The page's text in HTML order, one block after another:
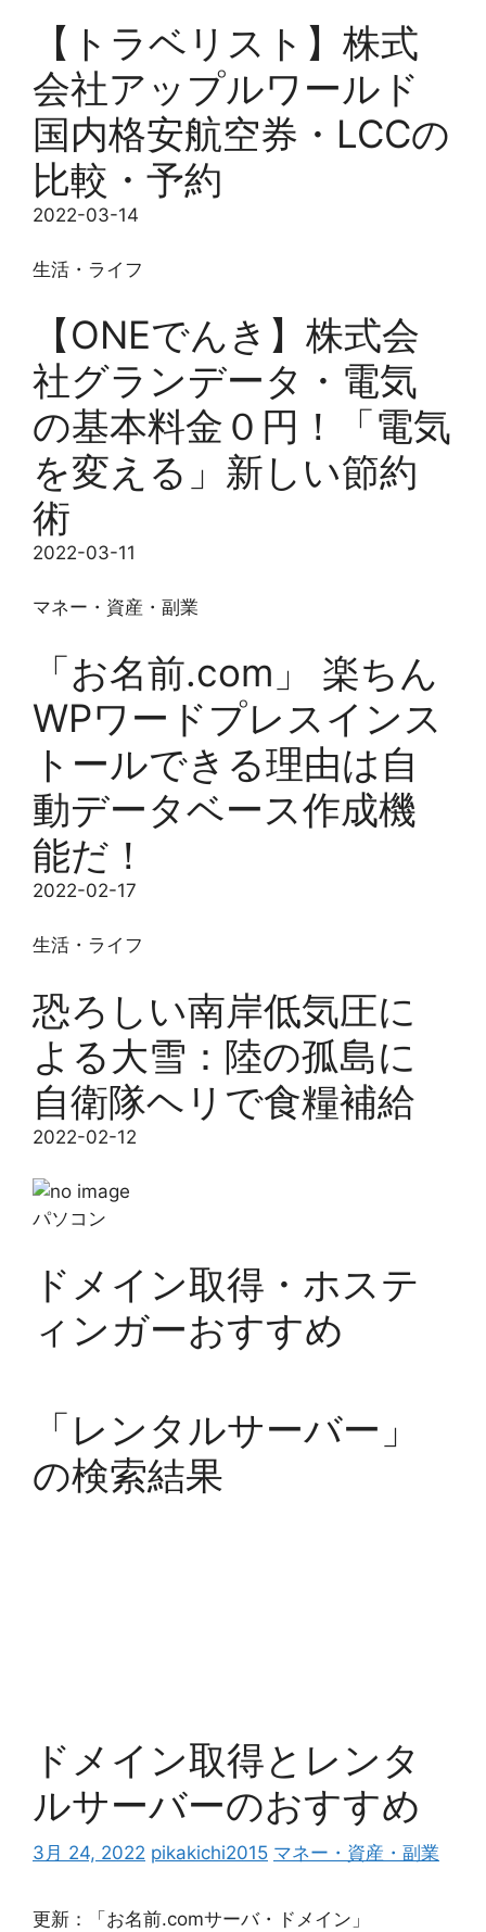
【トラベリスト】株式
会社アップルワールド
国内格安航空券・LCCの
比較・予約
2022-03-14
生活・ライフ
【ONEでんき】株式会
社グランデータ・電気
の基本料金０円！「電気
を変える」新しい節約
術
2022-03-11
マネー・資産・副業
「お名前.com」 楽ちん
WPワードプレスインス
トールできる理由は自
動データベース作成機
能だ！
2022-02-17
生活・ライフ
恐ろしい南岸低気圧に
よる大雪：陸の孤島に
自衛隊ヘリで食糧補給
2022-02-12
パソコン
ドメイン取得・ホステ
ィンガーおすすめ
「レンタルサーバー」
の検索結果
ドメイン取得とレンタ
ルサーバーのおすすめ
3月 24, 2022 pikakichi2015 マネー・資産・副業
更新：「お名前.comサーバ・ドメイン」